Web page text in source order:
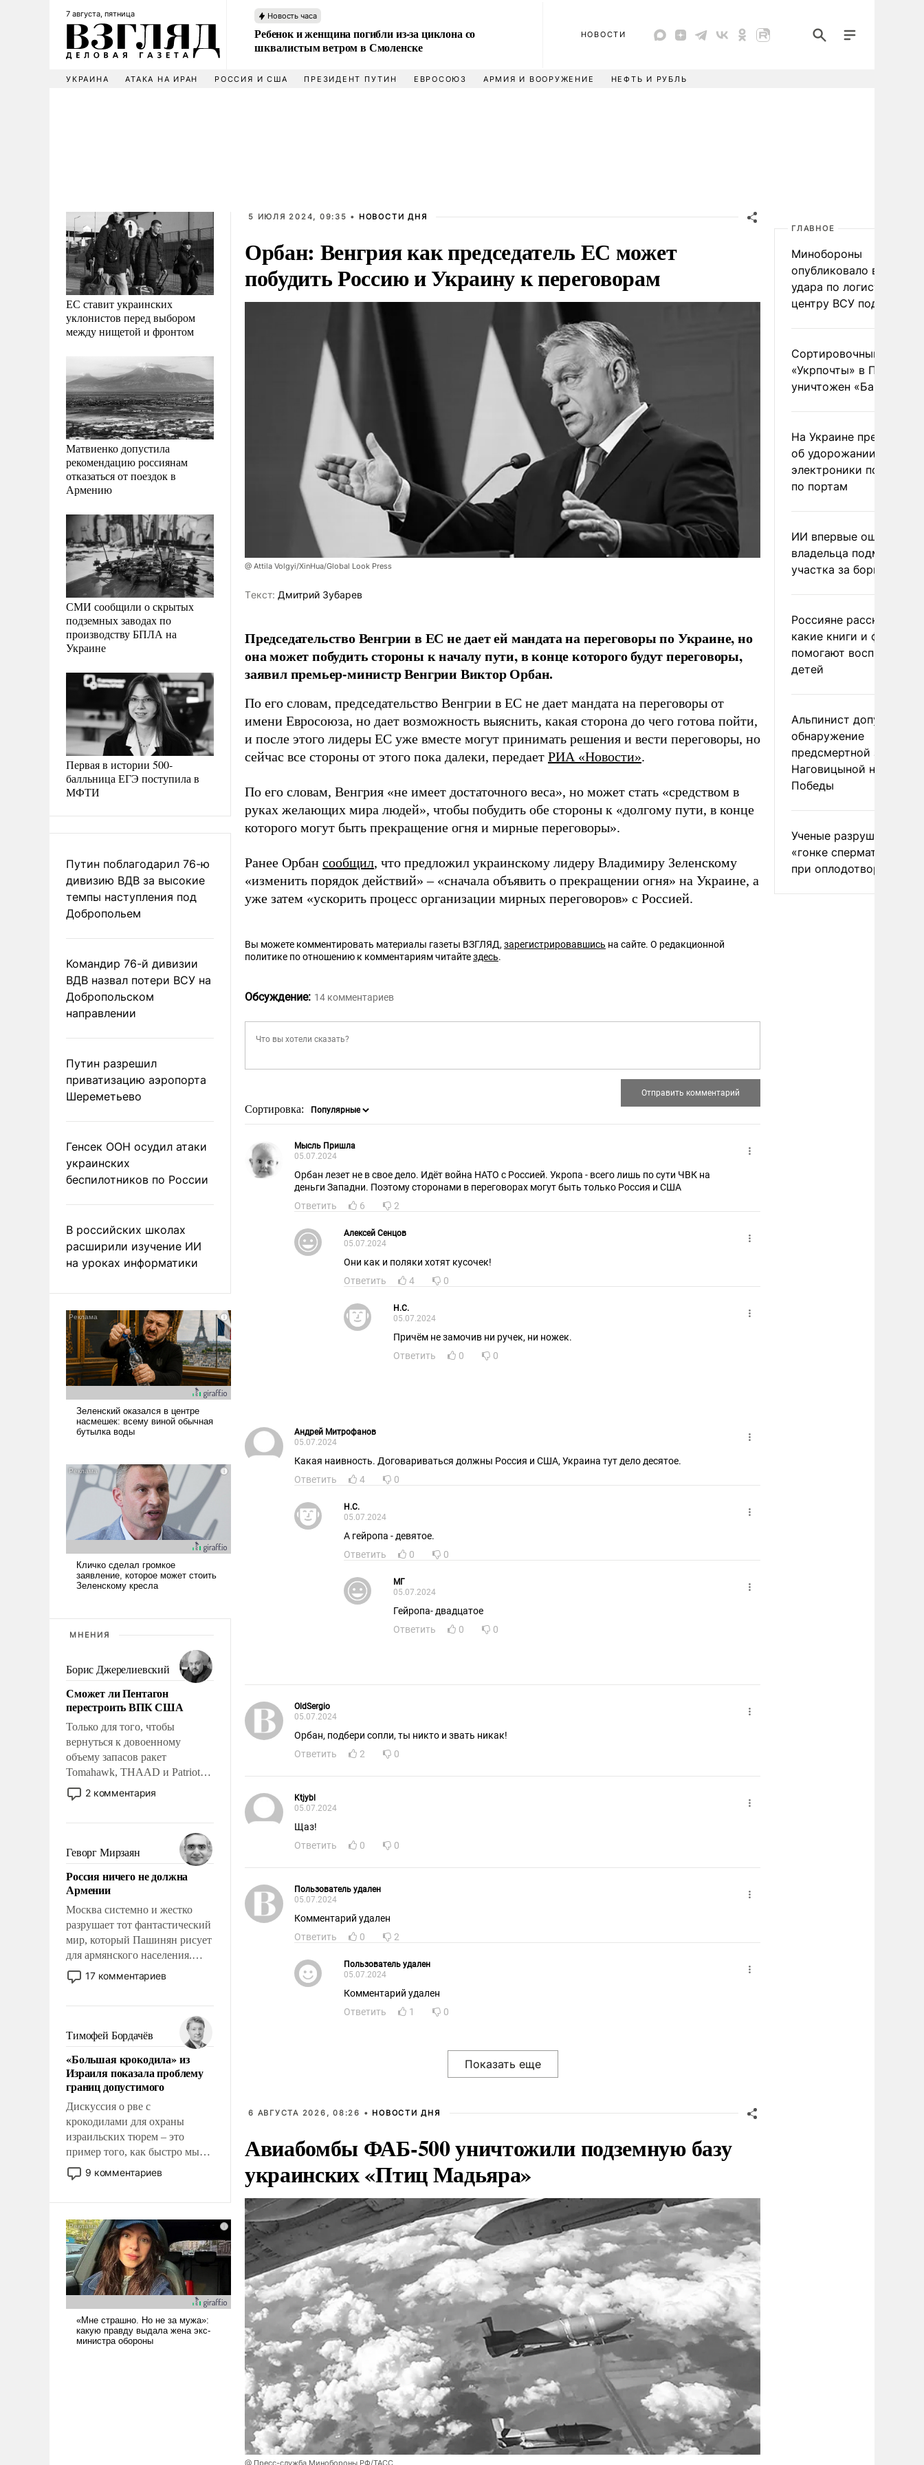
7 августа, пятница Новость часа
Ребенок и женщина погибли из-за циклона со
шквалистым ветром в Смоленске
НОВОСТИ
УКРАИНА АТАКА НА ИРАН РОССИЯ И США ПРЕЗИДЕНТ ПУТИН ЕВРОСОЮЗ АРМИЯ И ВООРУЖЕНИЕ НЕФТЬ И РУБЛЬ
ЕС ставит украинских
уклонистов перед выбором
между нищетой и фронтом
Матвиенко допустила
рекомендацию россиянам
отказаться от поездок в
Армению
СМИ сообщили о скрытых
подземных заводах по
производству БПЛА на
Украине
Первая в истории 500-
балльница ЕГЭ поступила в
МФТИ
Путин поблагодарил 76-ю
дивизию ВДВ за высокие
темпы наступления под
Добропольем
Командир 76-й дивизии
ВДВ назвал потери ВСУ на
Добропольском
направлении
Путин разрешил
приватизацию аэропорта
Шереметьево
Генсек ООН осудил атаки
украинских
беспилотников по России
В российских школах
расширили изучение ИИ
на уроках информатики
МНЕНИЯ
Борис Джерелиевский
Сможет ли Пентагон
перестроить ВПК США
Только для того, чтобы
вернуться к довоенному
объему запасов ракет
Tomahawk, THAAD и Patriot
США потребуется более трех
лет. Даже небольшая война с
Сложившаяся ситуация
означает многолетний период
уязвимости США, например,
перед Китаем.
2 комментария
Геворг Мирзаян
Россия ничего не должна
Армении
Москва системно и жестко
разрушает тот фантастический
мир, который Пашинян рисует
для армянского населения.
Мир, где политические
прожекты будут безусловно
налогоплательщиков и где
Еревану за свои поступки не
нужно отвечать.
17 комментариев
Тимофей Бордачёв
«Большая крокодила» из
Израиля показала проблему
границ допустимого
Дискуссия о рве с
крокодилами для охраны
израильских тюрем – это
пример того, как быстро мы
двигаемся по пути
революционных изменений.
псевдонаучной фантастики,
стало всерьез обсуждаемой
идеей.
9 комментариев
5 ИЮЛЯ 2024, 09:35 • НОВОСТИ ДНЯ
Орбан: Венгрия как председатель ЕС может
побудить Россию и Украину к переговорам
@ Attila Volgyi/XinHua/Global Look Press
Tекст: Дмитрий Зубарев
Председательство Венгрии в ЕС не дает ей мандата на переговоры по Украине, но
она может побудить стороны к началу пути, в конце которого будут переговоры,
заявил премьер-министр Венгрии Виктор Орбан.
По его словам, председательство Венгрии в ЕС не дает мандата на переговоры от
имени Евросоюза, но дает возможность выяснить, какая сторона до чего готова пойти,
и после этого лидеры ЕС уже вместе могут принимать решения и вести переговоры, но
сейчас все стороны от этого пока далеки, передает РИА «Новости».
По его словам, Венгрия «не имеет достаточного веса», но может стать «средством в
руках желающих мира людей», чтобы побудить обе стороны к «долгому пути, в конце
которого могут быть прекращение огня и мирные переговоры».
Ранее Орбан сообщил, что предложил украинскому лидеру Владимиру Зеленскому
«изменить порядок действий» – «сначала объявить о прекращении огня» на Украине, а
уже затем «ускорить процесс организации мирных переговоров» с Россией.
Вы можете комментировать материалы газеты ВЗГЛЯД,зарегистрировавшись на сайте. О редакционной
политике по отношению к комментариям читайтездесь.
Обсуждение: 14 комментариев
Сортировка:
Мысль Пришла
05.07.2024
Орбан лезет не в свое дело. Идёт война НАТО с Россией. Укропа - всего лишь по сути ЧВК на
деньги Западни. Поэтому сторонами в переговорах могут быть только Россия и США
Ответить
6 2
Алексей Сенцов
05.07.2024
Они как и поляки хотят кусочек!
Ответить
4 0
H.C.
05.07.2024
Причём не замочив ни ручек, ни ножек.
Ответить
0 0
Андрей Митрофанов
05.07.2024
Какая наивность. Договариваться должны Россия и США, Украина тут дело десятое.
Ответить
4 0
H.C.
05.07.2024
А гейропа - девятое.
Ответить
0 0
МГ
05.07.2024
Гейропа- двадцатое
Ответить
0 0
OldSergio
05.07.2024
Орбан, подбери сопли, ты никто и звать никак!
Ответить
2 0
Ktjybl
05.07.2024
Щаз!
Ответить
0 0
Пользователь удален
05.07.2024
Комментарий удален
Ответить
0 2
Пользователь удален
05.07.2024
Комментарий удален
Ответить
1 0
6 АВГУСТА 2026, 08:26 • НОВОСТИ ДНЯ
Авиабомбы ФАБ-500 уничтожили подземную базу
украинских «Птиц Мадьяра»
@ Пресс-служба Минобороны РФ/ТАСС
ГЛАВНОЕ
Минобороны
опубликовало видео
удара по
центру ВСУ под Киевом
Сортировочный пункт
«Укрпочты» в
уничтожен
На Украине
об удорожании
электроники после
по портам
ИИ впервые
владельца
участка за борщевик
Россияне рассказали,
какие книги и фильмы
помогают воспитывать
детей
Альпинист допустил
обнаружение
предсмертной записки
Наговицыной на пике
Победы
Ученые разрушили миф
«гонке
при оплодотворении